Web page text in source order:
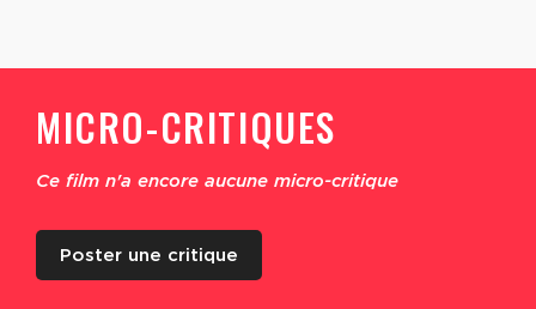
MICRO-CRITIQUES
Ce film n'a encore aucune micro-critique
Poster une critique